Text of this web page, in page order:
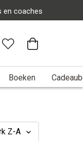
en coaches
Boeken